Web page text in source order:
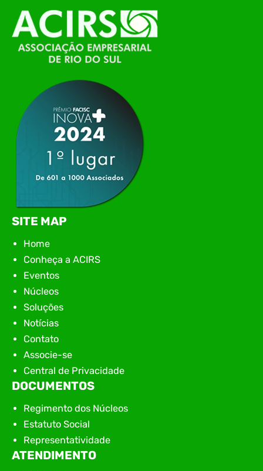
O Polo ACATE-ACIRS, por meio do NIAVI – Núcleo
de Tecnologia da Informação do Alto Vale do
Itajaí, realizou, no dia 21 de julho, o evento
Conexão Tech NIAVI, reunindo empresas de
tecnologia da região para uma noite de
apresentação de novas iniciativas para o setor. O
encontro aconteceu em Rio…
SITE MAP
Home
Conheça a ACIRS
Eventos
Núcleos
Soluções
Notícias
Contato
Associe-se
Central de Privacidade
DOCUMENTOS
Regimento dos Núcleos
Estatuto Social
Representatividade
ATENDIMENTO